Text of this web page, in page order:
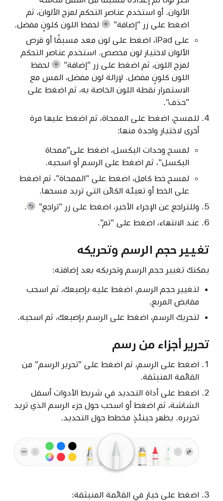
الألوان. أو استخدم عناصر التحكم لمزج الألوان، ثم
اضغط على زر "إضافة"
لحفظ اللون كلونٍ مفضل.
على iPad، اضغط على لون معد مسبقًا أو قرص
الألوان لاختيار لون مخصص. استخدم عناصر التحكم
لمزج اللون، ثم اضغط على زر "إضافة"
لحفظ
اللون كلونٍ مفضل. لإزالة لون مفضل، المس مع
الاستمرار نقطة اللون الخاصة به، ثم اضغط على
"حذف".
للمسح، اضغط على الممحاة، ثم اضغط عليها مرة
أخرى لاختيار واحدة منها:
لمسح وحدات البكسل، اضغط على"ممحاة
البكسل"، ثم اضغط على الرسم أو اسحبه.
لمسح خط كامل، اضغط على "الممحاة"، ثم اضغط
على الخط أو تعبئة الكائن التي تريد مسحها.
وللتراجع عن الإجراء الأخير، اضغط على زر "تراجع"
.
عند الانتهاء، اضغط على "تم".
تغيير حجم الرسم وتحريكه
يمكنك تغيير حجم الرسم وتحريكه بعد إضافته:
لتغيير حجم الرسم، اضغط عليه بإصبعك، ثم اسحب
مقابض المربع.
لتحريك الرسم، اضغط على الرسم بإصبعك، ثم اسحبه.
تحرير أجزاء من رسم
اضغط على الرسم، ثم اضغط على "تحرير الرسم" من
القائمة المنبثقة.
اضغط على أداة التحديد في شريط الأدوات أسفل
الشاشة، ثم اضغط أو اسحب حول جزء الرسم الذي تريد
تحريره. يظهر حينئذٍ مخطط حول التحديد.
اضغط على خيار في القائمة المنبثقة: